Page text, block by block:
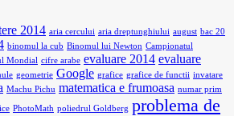
2014 aria cercului aria dreptunghiului august bac 20
binomul la cub Binomul lui Newton Campionatul
Mondial cifre arabe evaluare 2014 evaluare
geometrie Google grafice grafice de functii invatare
Machu Pichu matematica e frumoasa numar prim
PhotoMath poliedrul Goldberg problema de